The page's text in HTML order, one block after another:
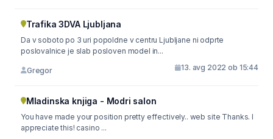
Trafika 3DVA Ljubljana
Da v soboto po 3 uri popoldne v centru Ljubljane ni odprte
poslovalnice je slab posloven model in...
Gregor 13. avg 2022 ob 15:44
Mladinska knjiga - Modri salon
You have made your position pretty effectively.. web site Thanks. I
appreciate this! casino ...